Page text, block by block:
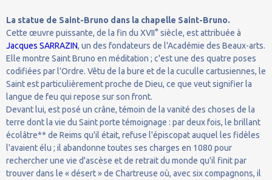
La statue de Saint-Bruno dans la chapelle Saint-Bruno.
Cette œuvre puissante, de la fin du XVII° siècle, est attribuée à
Jacques SARRAZIN, un des fondateurs de l'Académie des Beaux-arts.
Elle montre Saint Bruno en méditation ; c'est une des quatre poses
codifiées par l'Ordre. Vêtu de la bure et de la cuculle cartusiennes, le
Saint est particulièrement proche de Dieu, ce que veut signifier la
langue de feu qui repose sur son front.
Devant lui, est posé un crâne, témoin de la vanité des choses de la
terre dont la vie du Saint porte témoignage : par deux fois, le brillant
écolâtre** de Reims qu'il était, refuse l'épiscopat auquel les fidèles
l'avaient élu ; il abandonne toutes ses charges en 1080 pour
rechercher une vie d'ascèse et de retrait du monde qu'il finit par
trouver dans le « désert » de Chartreuse où, avec six compagnons, il